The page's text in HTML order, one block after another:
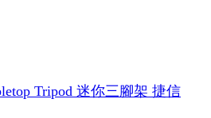
Tripod 迷你三腳架 捷信